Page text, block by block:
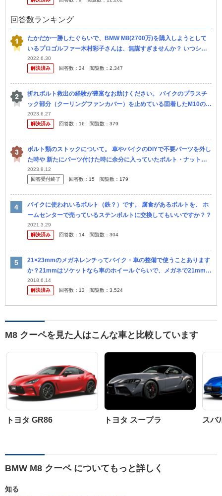
回答数ランキング
たかだか一勝したぐらいで、BMW M8(2700万)を購入しようとして
いるプロゴルファー木村彩子さんは、無謀すぎませんか？ いつシー
ドを失うかわからない身分で、やめとけとしか言いようがありませ
ん。
2022.6.30
解決済み
回答数： 34 閲覧数： 2,347
折れボルト救出の経験が豊富なお助けください。 バイクのプラスチ
ック部分（クーリングファンカバー）を止めている固着したM10のボ
ルトがナメてしまいました。 ネジザウルスでも回らないので、逆タ
ップ...
2023.6.27
解決済み
回答数： 16 閲覧数： 379
ボルト類のストックについて。 車やバイクのDIYで不要パーツを外し
た時や 新たにパーツ付けた時に余分に入っていたボルト・ナット。
次回別の作業で”ボルトが欲しい”となって 毎回それだけのため...
2023.8.12
回答受付終了
回答数： 15 閲覧数： 179
バイクに使われいるボルト（鉄？）です。 腐食があるボルトを、 ホ
ームセンターで売っているステンボルトに交換してもいいですか？？
2021.3.29
解決済み
回答数： 14 閲覧数： 304
21×23mmのメガネレンチってバイク・車の整備で使うことあります
か？21mmはソケットなら車のホイールぐらいで、メガネで21mmを
使う頻度って... 皆さんは、どうですか？ 工具・整備に詳しい...
2018.6.14
解決済み
回答数： 13 閲覧数： 3,524
M8 クーペを見た人はこんな車と比較しています
トヨタ GR86 トヨタ スープラ スバ
BMW M8 クーペ についてもっと詳しく
知る